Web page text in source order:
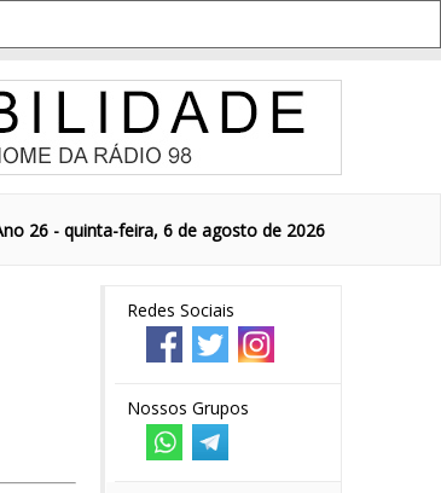
26 - quinta-feira, 6 de agosto de 2026
Redes Sociais
Nossos Grupos